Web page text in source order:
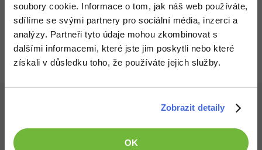
soubory cookie. Informace o tom, jak náš web používáte,
sdílíme se svými partnery pro sociální média, inzerci a
analýzy. Partneři tyto údaje mohou zkombinovat s
dalšími informacemi, které jste jim poskytli nebo které
získali v důsledku toho, že používáte jejich služby.
Zobrazit detaily
OK
Fórum Všechny články v sekci
Zprávy ze světa mobilních zařízení
9.6.2016 19:53